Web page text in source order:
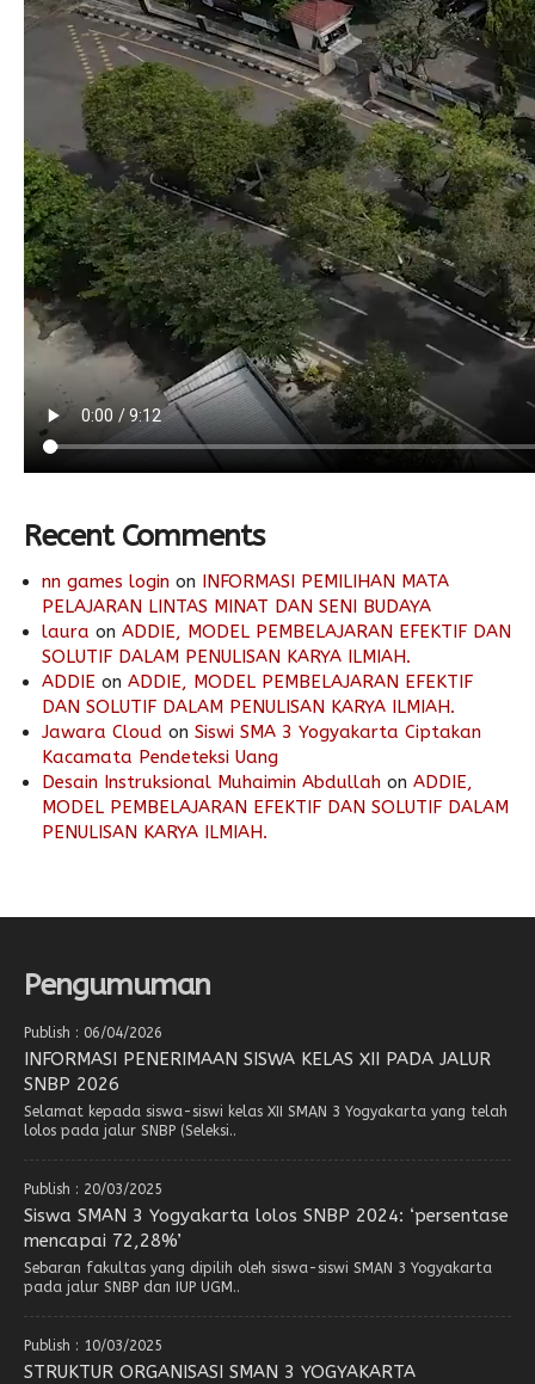
Recent Comments
nn games login on INFORMASI PEMILIHAN MATA
PELAJARAN LINTAS MINAT DAN SENI BUDAYA
laura on ADDIE, MODEL PEMBELAJARAN EFEKTIF DAN
SOLUTIF DALAM PENULISAN KARYA ILMIAH.
ADDIE on ADDIE, MODEL PEMBELAJARAN EFEKTIF
DAN SOLUTIF DALAM PENULISAN KARYA ILMIAH.
Jawara Cloud on Siswi SMA 3 Yogyakarta Ciptakan
Kacamata Pendeteksi Uang
Desain Instruksional Muhaimin Abdullah on ADDIE,
MODEL PEMBELAJARAN EFEKTIF DAN SOLUTIF DALAM
PENULISAN KARYA ILMIAH.
Pengumuman
Publish : 06/04/2026
INFORMASI PENERIMAAN SISWA KELAS XII PADA JALUR
SNBP 2026
Selamat kepada siswa-siswi kelas XII SMAN 3 Yogyakarta yang telah
lolos pada jalur SNBP (Seleksi..
Publish : 20/03/2025
Siswa SMAN 3 Yogyakarta lolos SNBP 2024: ‘persentase
mencapai 72,28%’
Sebaran fakultas yang dipilih oleh siswa-siswi SMAN 3 Yogyakarta
pada jalur SNBP dan IUP UGM..
Publish : 10/03/2025
STRUKTUR ORGANISASI SMAN 3 YOGYAKARTA